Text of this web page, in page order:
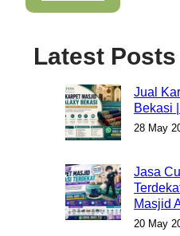
Latest Posts
Jual
Bekasi
28 May
Jasa
Masjid
20 May